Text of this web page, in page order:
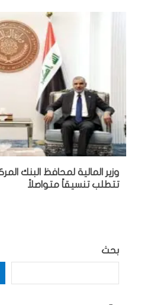
وزير المالية لمحافظ البنك
تتطلب تنسيقاً متواصلاً
بحث